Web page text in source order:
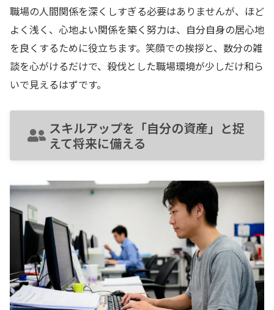
職場の人間関係を深くしすぎる必要はありませんが、ほど
よく浅く、心地よい関係を築く努力は、自分自身の居心地
を良くするために役立ちます。笑顔での挨拶と、数分の雑
談を心がけるだけで、殺伐とした職場環境が少しだけ和ら
いで見えるはずです。
スキルアップを「自分の資産」と捉
えて将来に備える